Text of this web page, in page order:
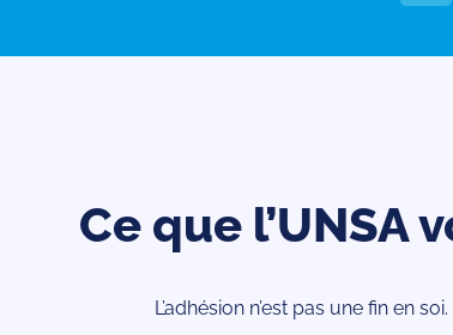
Ce que
L’adhésion n’est pas une fin en